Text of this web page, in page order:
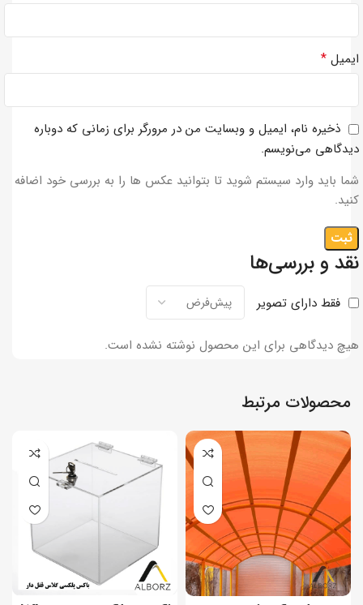
نقد و بررسی‌ها
فقط دارای تصویر
هیچ دیدگاهی برای این محصول نوشته نشده است.
ایمیل *
ذخیره نام، ایمیل و وبسایت من در مرورگر برای زمانی که دوباره
دیدگاهی می‌نویسم.
شما باید وارد سیستم شوید تا بتوانید عکس ها را به بررسی خود اضافه
کنید.
محصولات مرتبط